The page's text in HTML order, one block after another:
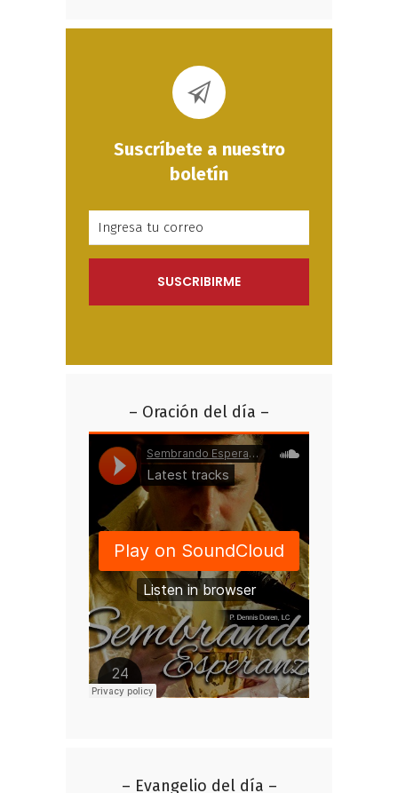
Suscríbete a nuestro
boletín
– Oración del día –
– Evangelio del día –